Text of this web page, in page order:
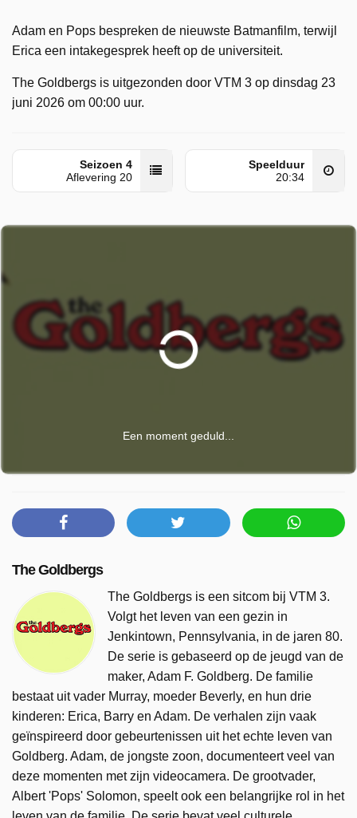
Adam en Pops bespreken de nieuwste Batmanfilm, terwijl
Erica een intakegesprek heeft op de universiteit.
The Goldbergs is uitgezonden door VTM 3 op dinsdag 23
juni 2026 om 00:00 uur.
Seizoen 4
Aflevering 20
Speelduur
20:34
Een moment geduld...
The Goldbergs
The Goldbergs is een sitcom bij VTM 3.
Volgt het leven van een gezin in
Jenkintown, Pennsylvania, in de jaren 80.
De serie is gebaseerd op de jeugd van de
maker, Adam F. Goldberg. De familie
bestaat uit vader Murray, moeder Beverly, en hun drie
kinderen: Erica, Barry en Adam. De verhalen zijn vaak
geïnspireerd door gebeurtenissen uit het echte leven van
Goldberg. Adam, de jongste zoon, documenteert veel van
deze momenten met zijn videocamera. De grootvader,
Albert 'Pops' Solomon, speelt ook een belangrijke rol in het